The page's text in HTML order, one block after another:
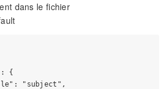
dans le fichier
{
"subject",